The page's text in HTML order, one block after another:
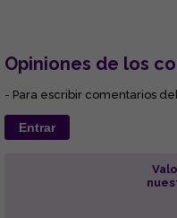
Opiniones de los
- Para escribir comentarios
Entrar